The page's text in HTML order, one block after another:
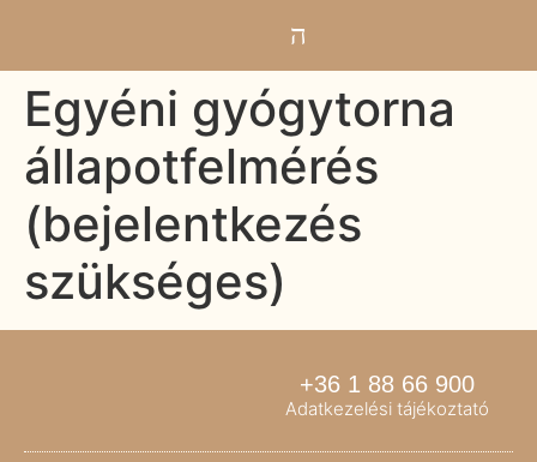
Egyéni gyógytorna
állapotfelmérés
(bejelentkezés
szükséges)
+36 1 88 66 900
Adatkezelési tájékoztató